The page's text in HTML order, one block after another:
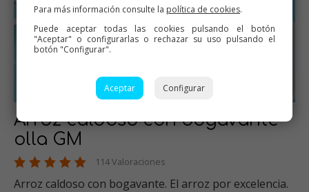
Arroz caldoso con bogavante
olla GM
114 Valoraciones
Arroz caldoso con bogavante. El arroz por excelencia.
Para más información consulte la política de cookies.
Puede aceptar todas las cookies pulsando el botón
"Aceptar" o configurarlas o rechazar su uso pulsando el
botón "Configurar".
Aceptar Configurar